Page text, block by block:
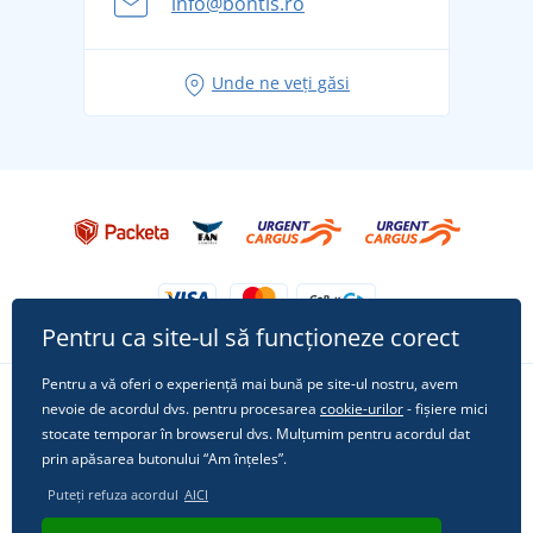
pentru vacanță fără griji
Tricoul preferat City în rol principal: ținute pentru
Unde ne veți găsi
Urmărește-ne pe rețelele sociale
Pentru ca site-ul să funcționeze corect
Pentru a vă oferi o experiență mai bună pe site-ul nostru, avem
nevoie de acordul dvs. pentru procesarea cookie-urilor- fișiere mici
stocate temporar în browserul dvs. Mulțumim pentru acordul dat
prin apăsarea butonului “Am înțeles”.
Puteți refuza acordul AICI